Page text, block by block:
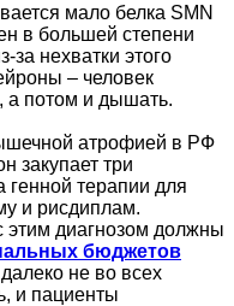
мало белка SMN
в большей степени
за нехватки этого
– человек
а потом и дышать.
атрофией в РФ
закупает три
терапии для
и рисдиплам.
этим диагнозом должны
бюджетов
не во всех
и пациенты